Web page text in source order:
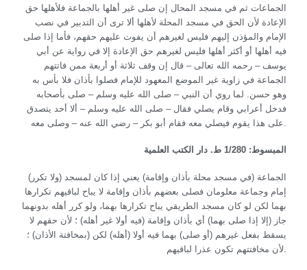
الجماعات ثم في مسجد المحال إن صلى غير أهلها بالجماعة فلأهلها حق
الإعادة لأن الحق في مسجد المحلة لأهلها ألا ترى أن التدبير في نصب
الإمام والمؤذن إليهم فليس لغيرهم أن يفوت عليهم حقهم، فأما إذا صلى
فيه أهلها أو أكثر أهلها فليس لغيرهم حق الإعادة إلا في رواية عن أبي
يوسف – رحمه الله تعالى – قال إن وقف ثلاثة أو أربعة ممن فاتتهم
الجماعة في زاوية غير الموضع المعهود للإمام فصلوا بأذان فلا بأس به
وهو حسن. لما روي أن النبي – صلى الله عليه وسلم – صلى بأصحابه
فدخل أعرابي وقام يصلي فقال – صلى الله عليه وسلم – ألا أحد يتصدق
على هذا يقوم فيصلي معه فقام أبو بكر – رضي الله عنه – وصلى معه.
المبسوط: 1/280 ط. دار الكتب العلمية
(ولا تكرر) الجماعة (في مسجد محلة بأذان وإقامة) يعني إذا كان لمسجد
إمام وجماعة معلومان فصلى بعضهم بأذان وإقامة لا يباح لباقيهم تكرارها
بهما لكن لو كان مسجد الطريقي يباح تكرارها بهما، ولو كرر أهله بدونهما
جاز (إلا إذا صلى بهما) أي بأذان وإقامة (فيه أولا غير أهله) ؛ لأن حقهم لا
يسقط بفعل غيرهم (أو صلى) بهما فيه أولا (أهله) لكن (بمخافتة الأذان) ؛